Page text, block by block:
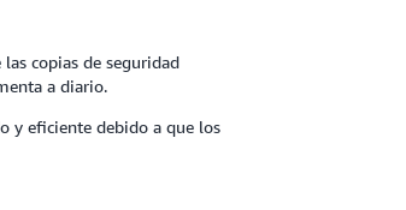
copias de seguridad
a diario.
y eficiente debido a que los